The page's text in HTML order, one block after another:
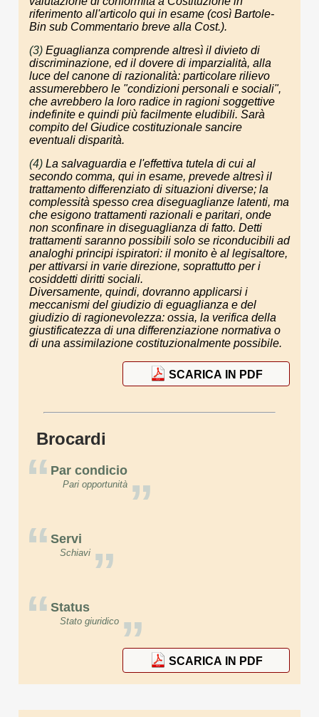
riferimento all'articolo qui in esame (così Bartole-
Bin sub Commentario breve alla Cost.).
(3) Eguaglianza comprende altresì il divieto di
discriminazione, ed il dovere di imparzialità, alla
luce del canone di razionalità: particolare rilievo
assumerebbero le "condizioni personali e sociali",
che avrebbero la loro radice in ragioni soggettive
indefinite e quindi più facilmente eludibili. Sarà
compito del Giudice costituzionale sancire
eventuali disparità.
(4) La salvaguardia e l'effettiva tutela di cui al
secondo comma, qui in esame, prevede altresì il
trattamento differenziato di situazioni diverse; la
complessità spesso crea diseguaglianze latenti, ma
che esigono trattamenti razionali e paritari, onde
non sconfinare in diseguaglianza di fatto. Detti
trattamenti saranno possibili solo se riconducibili ad
analoghi principi ispiratori: il monito è al legisaltore,
per attivarsi in varie direzione, soprattutto per i
cosiddetti diritti sociali.
Diversamente, quindi, dovranno applicarsi i
meccanismi del giudizio di eguaglianza e del
giudizio di ragionevolezza: ossia, la verifica della
giustificatezza di una differenziazione normativa o
di una assimilazione costituzionalmente possibile.
SCARICA IN PDF
Brocardi
“ Par condicio
”
Pari opportunità
“ Servi
”
Schiavi
“ Status
”
Stato giuridico
SCARICA IN PDF